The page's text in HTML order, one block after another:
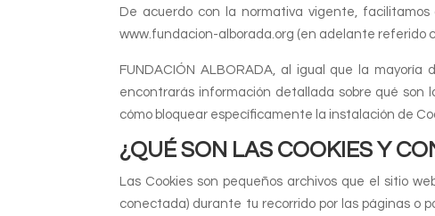
De acuerdo con la normativa vigente,
www.fundacion-alborada.org (en adelante referido
FUNDACIÓN ALBORADA, al igual que la
encontrarás información detallada sobre qué son
cómo bloquear específicamente la instalación de
¿QUÉ SON LAS COOKIES Y
Las Cookies son pequeños archivos que el sitio
conectada) durante tu recorrido por las páginas o